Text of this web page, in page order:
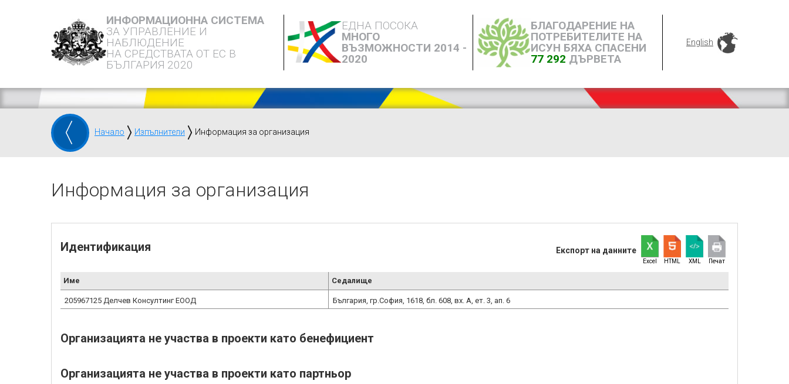
ИНФОРМАЦИОННА СИСТЕМА
ЗА УПРАВЛЕНИЕ И
НАБЛЮДЕНИЕ
НА СРЕДСТВАТА ОТ ЕС В
БЪЛГАРИЯ 2020
ЕДНА ПОСОКА
МНОГО
ВЪЗМОЖНОСТИ 2014 -
2020
БЛАГОДАРЕНИЕ НА
ПОТРЕБИТЕЛИТЕ НА
ИСУН БЯХА СПАСЕНИ
77 292 ДЪРВЕТА
English
Начало Изпълнители Информация за организация
Информация за организация
Идентификация Експорт на данните
Excel HTML XML Печат
Име Седалище
205967125 Делчев Консултинг ЕООД България, гр.София, 1618, бл. 608, вx. А, ет. 3, ап. 6
Организацията не участва в проекти като бенефициент
Организацията не участва в проекти като партньор